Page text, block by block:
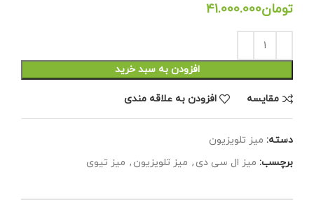
تومان
افزودن به سبد خرید
مقايسه افزودن به علاقه مندی
دسته: میز تلویزیون
برچسب: میز ال سی دی , میز تلویزیون , میز تیوی